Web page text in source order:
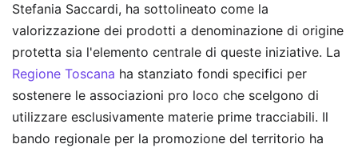
Stefania Saccardi, ha sottolineato come la
valorizzazione dei prodotti a denominazione di origine
protetta sia l'elemento centrale di queste iniziative. La
Regione Toscana ha stanziato fondi specifici per
sostenere le associazioni pro loco che scelgono di
utilizzare esclusivamente materie prime tracciabili. Il
bando regionale per la promozione del territorio ha